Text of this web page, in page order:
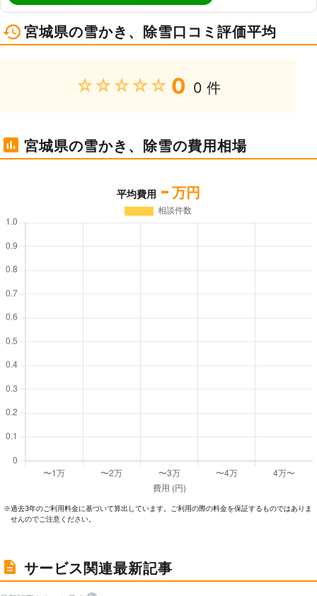
宮城県の雪かき、除雪口コミ評価平均
★★★★★ 0 0 件
宮城県の雪かき、除雪の費用相場
平均費用 - 万円
※過去3年のご利⽤料⾦に基づいて算出しています。ご利⽤の際の料⾦を保証するものではありま
せんのでご注意ください。
サービス関連最新記事